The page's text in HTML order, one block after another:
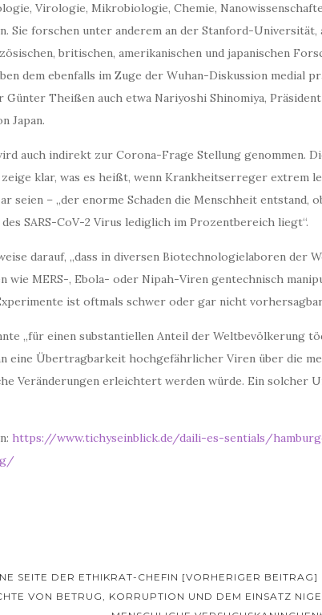
Virologie, Mikrobiologie, Chemie,
Sie forschen unter anderem an der Stanford-
britischen, amerikanischen und japanischen
dem ebenfalls im Zuge der Wuhan-Diskussion medial
Theißen auch etwa Nariyoshi Shinomiya,
Japan.
auch indirekt zur Corona-Frage Stellung genommen.
klar, was es heißt, wenn Krankheitserreger extrem
seien – „der enorme Schaden die Menschheit entstand,
SARS-CoV-2 Virus lediglich im Prozentbereich liegt“.
darauf, „dass in diversen Biotechnologielaboren der
wie MERS-, Ebola- oder Nipah-Viren gentechnisch
ist oftmals schwer oder gar nicht
„für einen substantiellen Anteil der Weltbevölkerung
eine Übertragbarkeit hochgefährlicher Viren über die
Veränderungen erleichtert werden würde. Ein solcher
https://www.tichyseinblick.de/daili-es-sentials/
SEITE DER ETHIKRAT-CHEFIN [VORHERIGER BEITRAG]
VON BETRUG, KORRUPTION UND DEM EINSATZ